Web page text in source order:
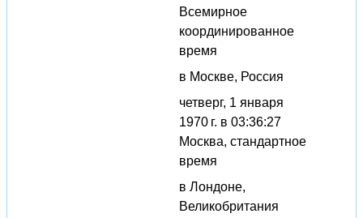
Всемирное
координированное
время
в Москве, Россия
четверг, 1 января
1970 г. в 03:36:27
Москва, стандартное
время
в Лондоне,
Великобритания